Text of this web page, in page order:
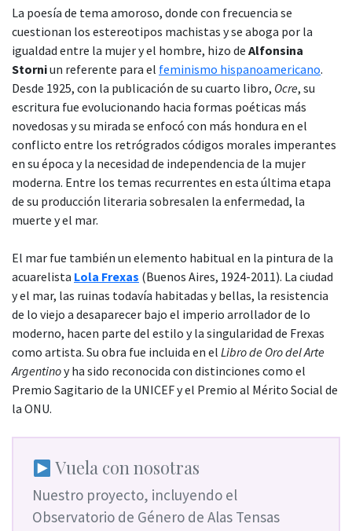
La poesía de tema amoroso, donde con frecuencia se
cuestionan los estereotipos machistas y se aboga por la
igualdad entre la mujer y el hombre, hizo de Alfonsina
Storniun referente para el feminismo hispanoamericano.
Desde 1925, con la publicación de su cuarto libro, Ocre, su
escritura fue evolucionando hacia formas poéticas más
novedosas y su mirada se enfocó con más hondura en el
conflicto entre los retrógrados códigos morales imperantes
en su época y la necesidad de independencia de la mujer
moderna. Entre los temas recurrentes en esta última etapa
de su producción literaria sobresalen la enfermedad, la
muerte y el mar.
El mar fue también un elemento habitual en la pintura de la
acuarelista Lola Frexas (Buenos Aires, 1924-2011). La ciudad
y el mar, las ruinas todavía habitadas y bellas, la resistencia
de lo viejo a desaparecer bajo el imperio arrollador de lo
moderno, hacen parte del estilo y la singularidad de Frexas
como artista. Su obra fue incluida en el Libro de Oro del Arte
Argentinoy ha sido reconocida con distinciones como el
Premio Sagitario de la UNICEF y el Premio al Mérito Social de
la ONU.
Vuela con nosotras
Nuestro proyecto, incluyendo el
Observatorio de Género de Alas Tensas